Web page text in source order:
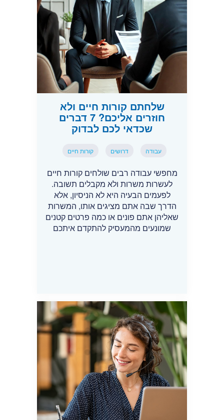
שלחתם קורות חיים ולא
חוזרים אליכם? 7 דברים
שכדאי לכם לבדוק
עבודה דרושים קורות חיים
מחפשי עבודה רבים שולחים קורות חיים
לעשרות משרות ולא מקבלים תשובה.
לפעמים הבעיה היא לא הניסיון, אלא
הדרך שבה אתם מציגים אותו, המשרות
שאליהן אתם פונים או כמה פרטים קטנים
שמונעים מהמעסיק להתקדם איתכם